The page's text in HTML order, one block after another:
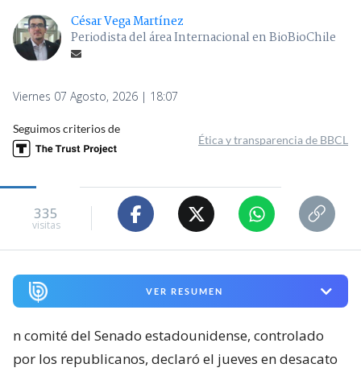
César Vega Martínez
Periodista del área Internacional en BioBioChile
Viernes 07 Agosto, 2026 | 18:07
Seguimos criterios de
Ética y transparencia de BBCL
335
visitas
VER RESUMEN
n comité del Senado estadounidense, controlado
por los republicanos, declaró el jueves en desacato